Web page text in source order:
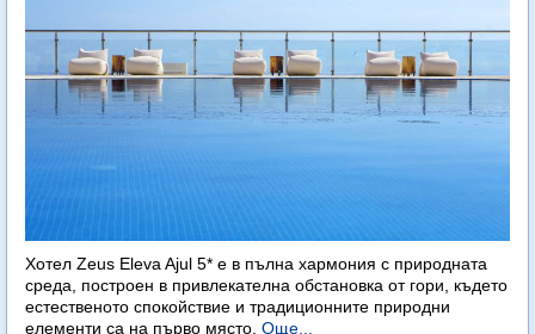
Хотел Zeus Eleva Ajul 5* е в пълна хармония с природната
среда, построен в привлекателна обстановка от гори, където
естественото спокойствие и традиционните природни
елементи са на първо място. Още...